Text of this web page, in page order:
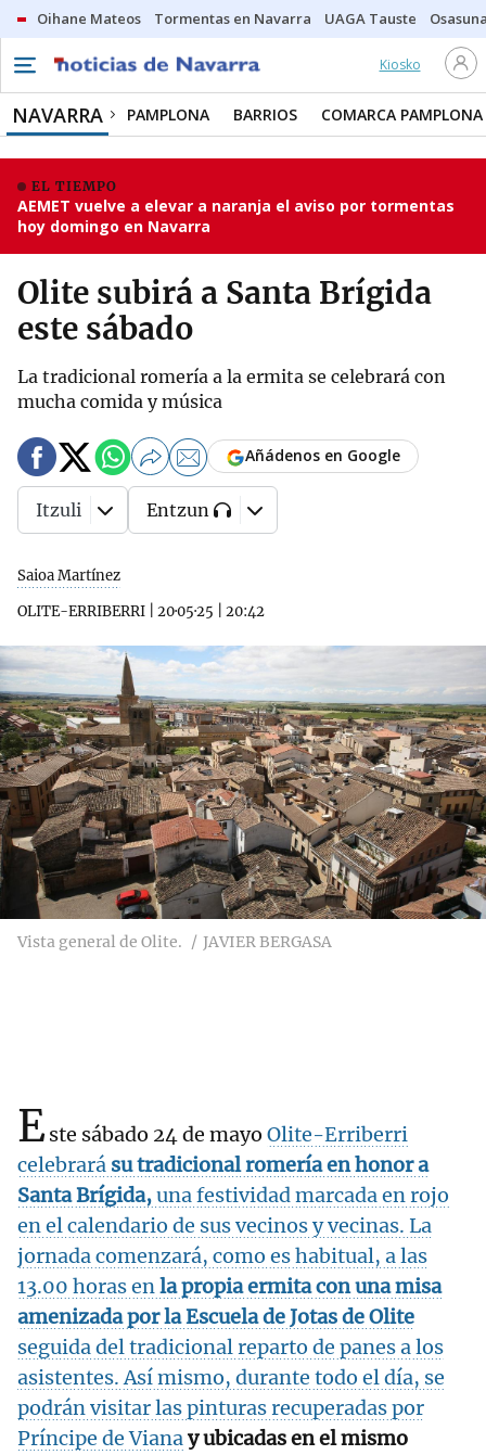
Oihane Mateos Tormentas en Navarra UAGA Tauste
Kiosko
NAVARRA PAMPLONA BARRIOS COMARCA PAMPLONA
EL TIEMPO
AEMET vuelve a elevar a naranja el aviso por tormentas
hoy domingo en Navarra
Olite subirá a Santa Brígida
este sábado
La tradicional romería a la ermita se celebrará con
mucha comida y música
Saioa Martínez
OLITE-ERRIBERRI
20·05·25 20:42
Añádenos en Google
Itzuli Entzun
Vista general de Olite. JAVIER BERGASA
Este sábado 24 de mayo Olite-Erriberri
celebrará su tradicional romería en honor a
Santa Brígida,una festividad marcada en rojo
en el calendario de sus vecinos y vecinas. La
jornada comenzará, como es habitual, a las
13.00 horas enla propia ermita con una misa
amenizada por la Escuela de Jotas de Olite
seguida del tradicional reparto de panes a los
asistentes. Así mismo, durante todo el día, se
podrán visitar las pinturas recuperadas por
Príncipe de Vianay ubicadas en el mismo